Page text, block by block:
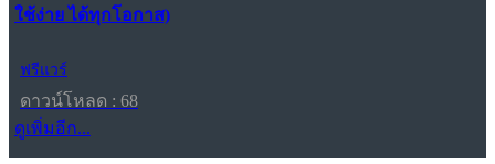
ใช้ง่าย ได้ทุกโอกาส)
ฟรีแวร์
ดาวน์โหลด : 68
ดูเพิ่มอีก...